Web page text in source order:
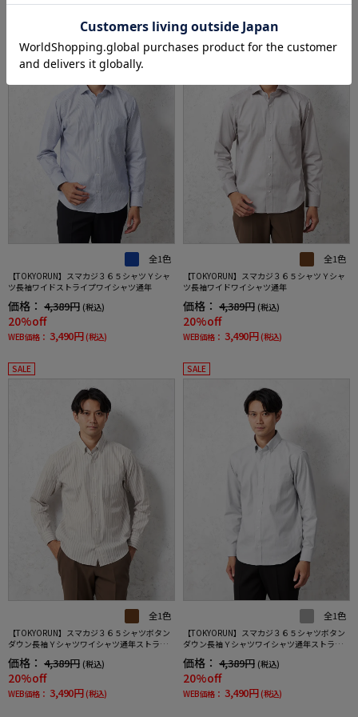
全1色
【TOKYORUN】スマカジ３６５シャツＹシャ
ツ長袖ワイドストライプワイシャツ通年
価格： 4,389円 (税込)
20%off
WEB価格： 3,490円 (税込)
全1色
【TOKYORUN】スマカジ３６５シャツＹシャ
ツ長袖ワイドワイシャツ通年
価格： 4,389円 (税込)
20%off
WEB価格： 3,490円 (税込)
SALE
全1色
【TOKYORUN】スマカジ３６５シャツボタン
ダウン長袖Ｙシャツワイシャツ通年ストライ
プ
価格： 4,389円 (税込)
20%off
WEB価格： 3,490円 (税込)
SALE
全1色
【TOKYORUN】スマカジ３６５シャツボタン
ダウン長袖Ｙシャツワイシャツ通年ストライ
プ
価格： 4,389円 (税込)
20%off
WEB価格： 3,490円 (税込)